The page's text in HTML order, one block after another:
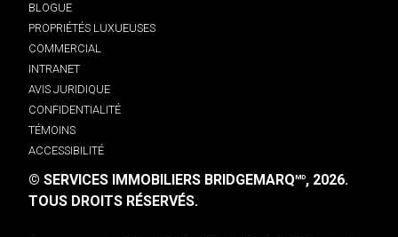
BLOGUE
PROPRIÉTÉS LUXUEUSES
COMMERCIAL
INTRANET
AVIS JURIDIQUE
CONFIDENTIALITÉ
TÉMOINS
ACCESSIBILITÉ
© SERVICES IMMOBILIERS BRIDGEMARQMD, 2026.
TOUS DROITS RÉSERVÉS.